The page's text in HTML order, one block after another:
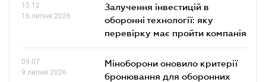
15.12
16 липня 2026
Залучення інвестицій в
оборонні технології: яку
перевірку має пройти компанія
09.07
9 липня 2026
Міноборони оновило критерії
бронювання для оборонних